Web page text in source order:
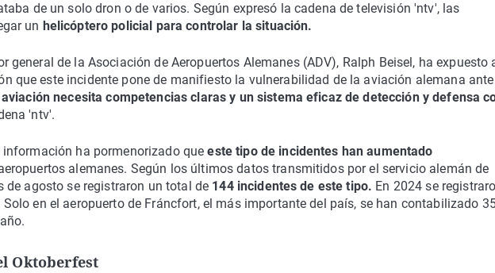
de un solo dron o de varios. Según expresó la cadena de televisión 'ntv', las
un helicóptero policial para controlar la situación.
general de la Asociación de Aeropuertos Alemanes (ADV), Ralph Beisel, ha expuesto
que este incidente pone de manifiesto la vulnerabilidad de la aviación alemana ante
necesita competencias claras y un sistema eficaz de detección y defensa
'ntv'.
información ha pormenorizado queeste tipo de incidentes han aumentado
alemanes. Según los últimos datos transmitidos por el servicio alemán de
de agosto se registraron un total de 144 incidentes de este tipo. En 2024 se
en el aeropuerto de Fráncfort, el más importante del país, se han contabilizado
Oktoberfest